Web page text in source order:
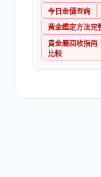
今日金價查詢
黃金鑑定方法完
貴金屬回收指南
比較